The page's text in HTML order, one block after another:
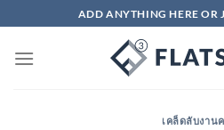
ไป
ADD ANYTHING HERE OR
เคล็ดลับงาน